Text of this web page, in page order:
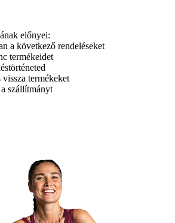
előnyei:
a következő rendeléseket
termékeidet
termékeket
szállítmányt